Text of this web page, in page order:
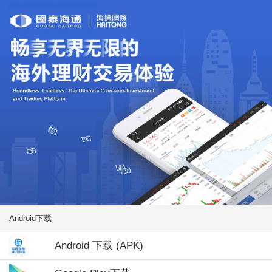
Android下载
Android 下载 (APK)